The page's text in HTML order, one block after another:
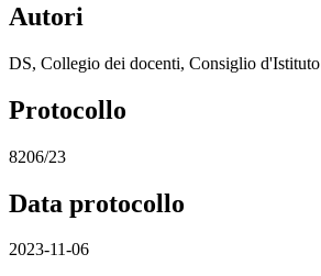
Autori
DS, Collegio dei docenti, Consiglio d'Istituto
Protocollo
8206/23
Data protocollo
2023-11-06